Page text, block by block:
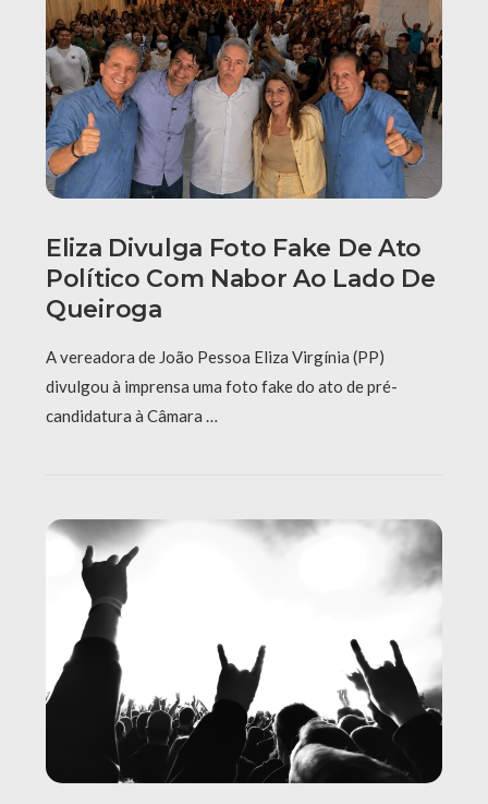
Eliza Divulga Foto Fake De Ato
Político Com Nabor Ao Lado De
Queiroga
A vereadora de João Pessoa Eliza Virgínia (PP)
divulgou à imprensa uma foto fake do ato de pré-
candidatura à Câmara …